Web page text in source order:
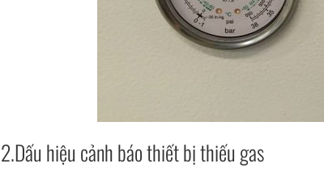
2.Dấu hiệu cảnh báo thiết bị thiếu gas